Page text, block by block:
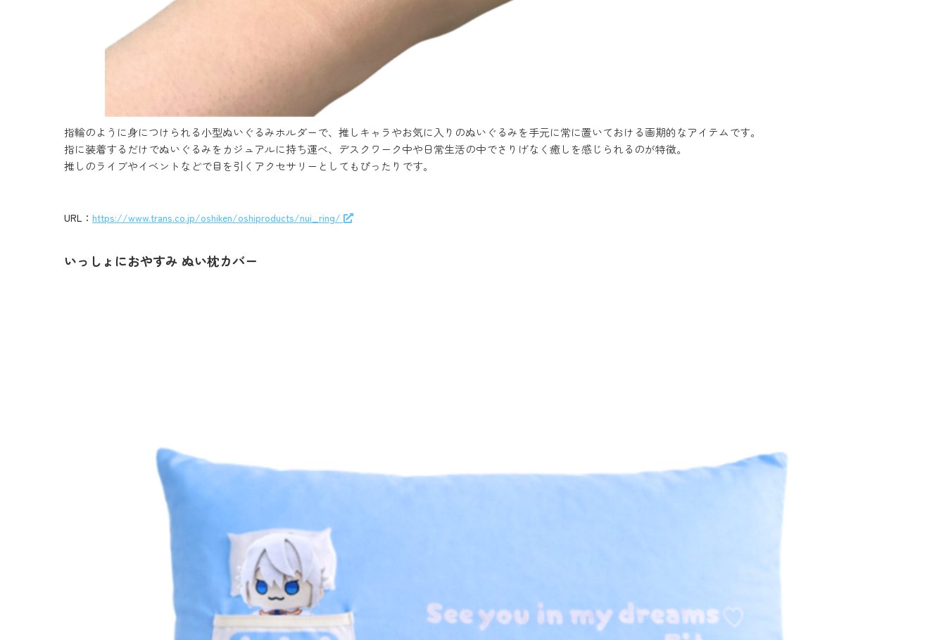
指輪のように身につけられる小型ぬいぐるみホルダーで、推しキャラやお気に入りのぬいぐるみを手元に常に置いておける画期的なアイテムです。
指に装着するだけでぬいぐるみをカジュアルに持ち運べ、デスクワーク中や日常生活の中でさりげなく癒しを感じられるのが特徴。
推しのライブやイベントなどで目を引くアクセサリーとしてもぴったりです。
URL：https://www.trans.co.jp/oshiken/oshiproducts/nui_ring/
いっしょにおやすみ ぬい枕カバー